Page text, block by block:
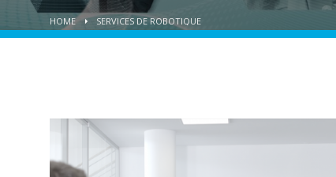
HOME SERVICES DE ROBOTIQUE